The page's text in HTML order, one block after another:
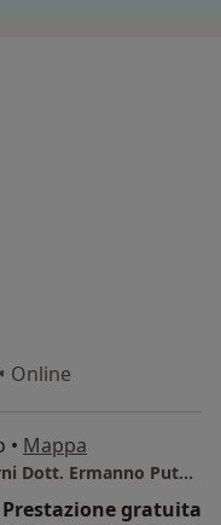
Online
• Mappa
Studio Dentistico Dentisti Moderni Dott. Ermanno Putortì
Prestazione gratuita